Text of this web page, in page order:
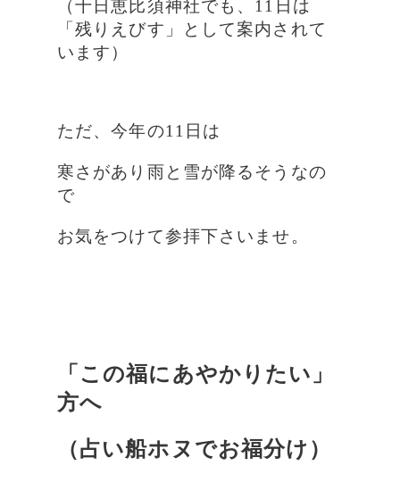
（十日恵比須神社でも、11日は
「残りえびす」として案内されて
います）
ただ、今年の11日は
寒さがあり雨と雪が降るそうなの
で
お気をつけて参拝下さいませ。
「この福にあやかりたい」
方へ
（占い船ホヌでお福分け）